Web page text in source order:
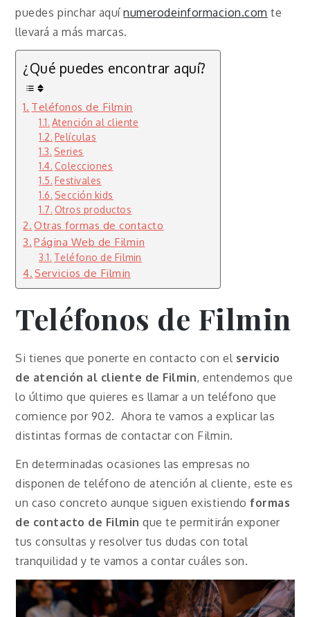
puedes pinchar aquínumerodeinformacion.com te
llevará a más marcas.
¿Qué puedes encontrar aquí?
Teléfonos de Filmin
Atención al cliente
Películas
Series
Colecciones
Festivales
Sección kids
Otros productos
Otras formas de contacto
Página Web de Filmin
Teléfono de Filmin
Servicios de Filmin
Teléfonos de Filmin
Si tienes que ponerte en contacto con el servicio
de atención al cliente de Filmin, entendemos que
lo último que quieres es llamar a un teléfono que
comience por 902. Ahora te vamos a explicar las
distintas formas de contactar con Filmin.
En determinadas ocasiones las empresas no
disponen de teléfono de atención al cliente, este es
un caso concreto aunque siguen existiendoformas
de contacto de Filminque te permitirán exponer
tus consultas y resolver tus dudas con total
tranquilidad y te vamos a contar cuáles son.